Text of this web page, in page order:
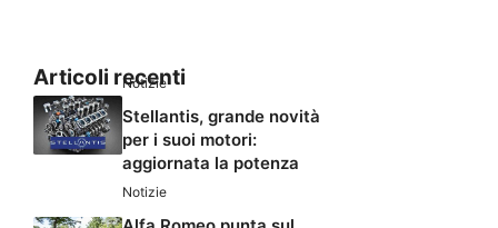
Articoli recenti
Notizie
Stellantis, grande novità
per i suoi motori:
aggiornata la potenza
Notizie